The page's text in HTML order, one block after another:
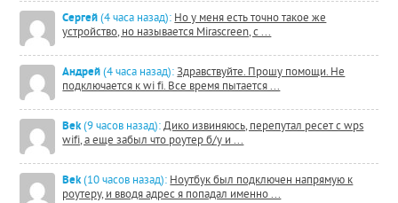
Сергей (4 часа назад): Но у меня есть точно такое же
устройство, но называется Mirascreen, с ...
Андрей (4 часа назад): Здравствуйте. Прошу помощи. Не
подключается к wi fi. Все время пытается ...
Bek(9 часов назад): Дико извиняюсь, перепутал ресет с wps
wifi, а еще забыл что роутер б/у и ...
Bek(10 часов назад): Ноутбук был подключен напрямую к
роутеру, и вводя адрес я попадал именно ...